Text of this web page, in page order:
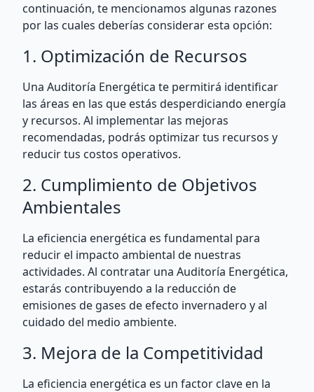
continuación, te mencionamos algunas razones
por las cuales deberías considerar esta opción:
1. Optimización de Recursos
Una Auditoría Energética te permitirá identificar
las áreas en las que estás desperdiciando energía
y recursos. Al implementar las mejoras
recomendadas, podrás optimizar tus recursos y
reducir tus costos operativos.
2. Cumplimiento de Objetivos
Ambientales
La eficiencia energética es fundamental para
reducir el impacto ambiental de nuestras
actividades. Al contratar una Auditoría Energética,
estarás contribuyendo a la reducción de
emisiones de gases de efecto invernadero y al
cuidado del medio ambiente.
3. Mejora de la Competitividad
La eficiencia energética es un factor clave en la